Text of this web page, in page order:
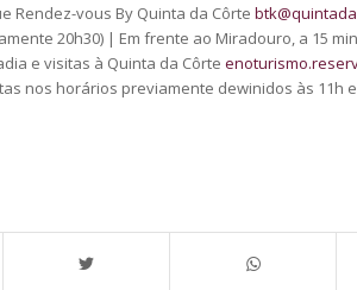
Rendez-vous By Quinta da Côrte
20h30) | Em frente ao Miradouro, a 15
e visitas à Quinta da Côrte
nos horários previamente dewinidos às 11h